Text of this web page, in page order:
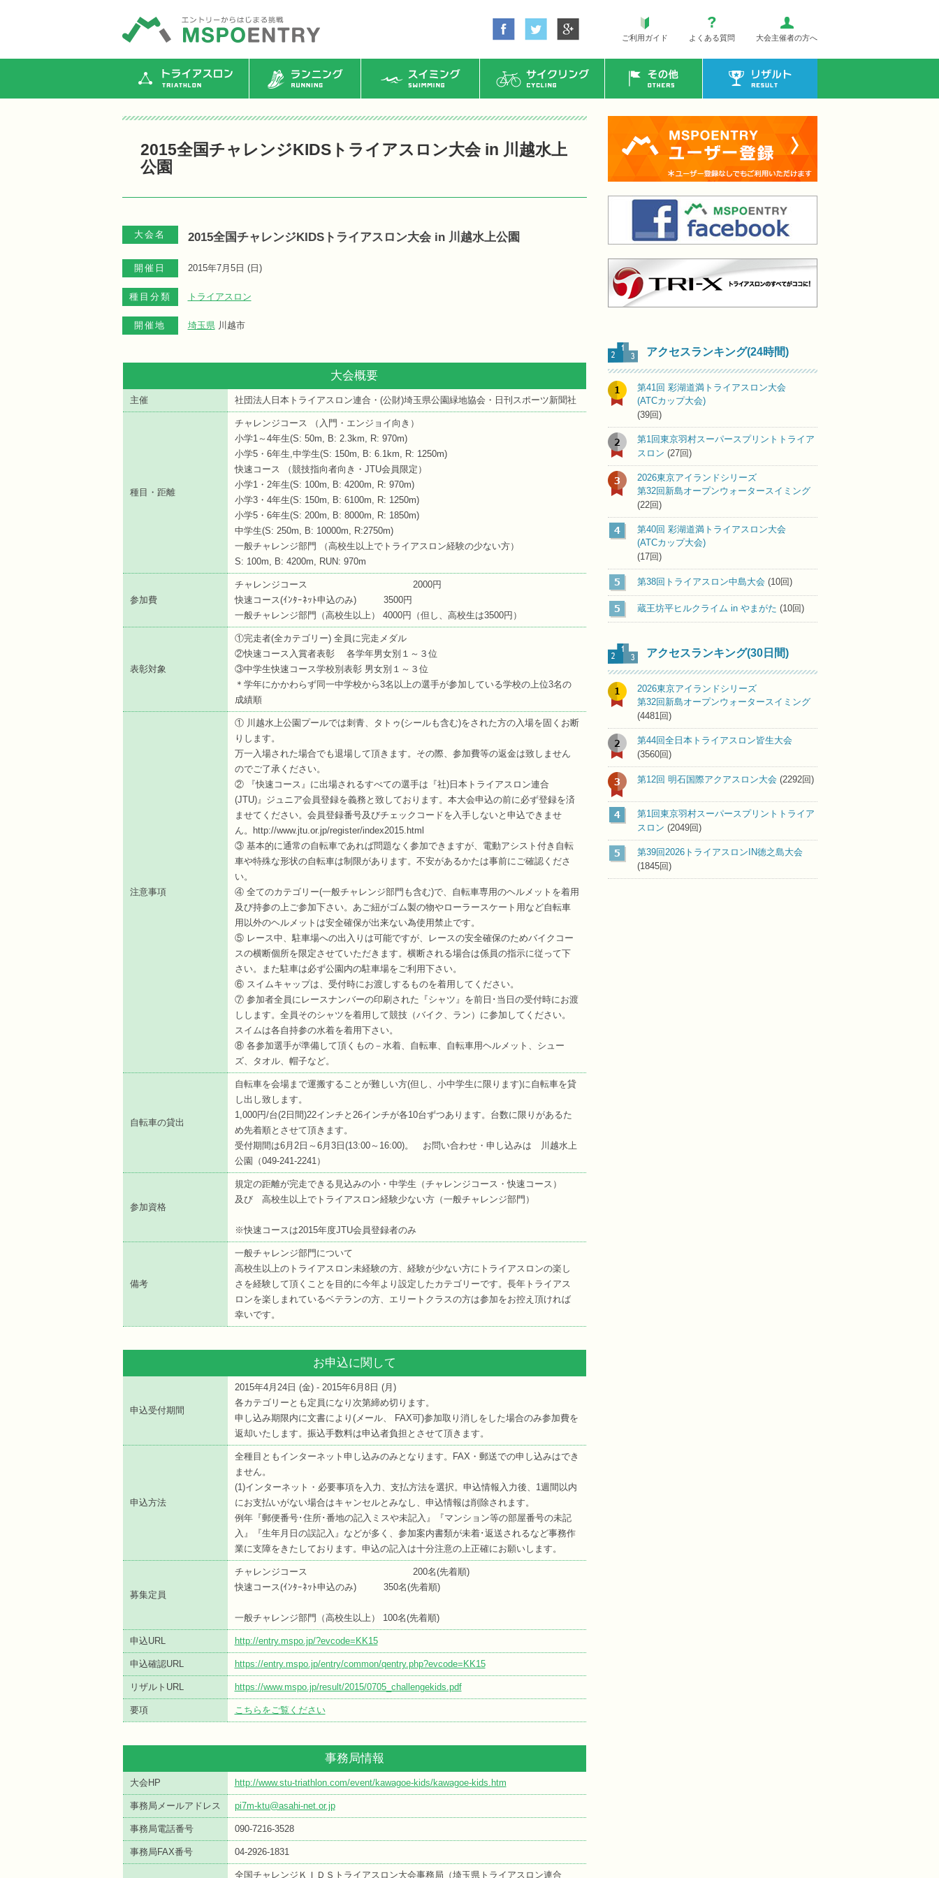
ご利用ガイド よくある質問 大会主催者の方へ
トライアスロン ランニング スイミング サイクリング その他 リザルト
2015全国チャレンジKIDSトライアスロン大会 in 川越水上
公園
大会名 2015全国チャレンジKIDSトライアスロン大会 in 川越水上公園
開催日 2015年7月5日 (日 )
種目分類 トライアスロン
開催地 埼玉県川越市
大会概要
主催 社団法人日本トライアスロン連合・(公財)埼玉県公園緑地協会・日刊スポーツ新聞社
種目・距離
チャレンジコース （入門・エンジョイ向き）
小学1～4年生(S: 50m, B: 2.3km, R: 970m)
小学5・6年生,中学生(S: 150m, B: 6.1km, R: 1250m)
快速コース （競技指向者向き・JTU会員限定）
小学1・2年生(S: 100m, B: 4200m, R: 970m)
小学3・4年生(S: 150m, B: 6100m, R: 1250m)
小学5・6年生(S: 200m, B: 8000m, R: 1850m)
中学生(S: 250m, B: 10000m, R:2750m)
一般チャレンジ部門 （高校生以上でトライアスロン経験の少ない方）
S: 100m, B: 4200m, RUN: 970m
参加費
チャレンジコース 2000円
快速コース(ｲﾝﾀｰﾈｯﾄ申込のみ) 3500円
一般チャレンジ部門（高校生以上） 4000円（但し、高校生は3500円）
表彰対象
①完走者(全カテゴリー) 全員に完走メダル
②快速コース入賞者表彰 各学年男女別１～３位
③中学生快速コース学校別表彰 男女別１～３位
＊学年にかかわらず同一中学校から3名以上の選手が参加している学校の上位3名の
成績順
注意事項
① 川越水上公園プールでは刺青、タトゥ(シールも含む)をされた方の入場を固くお断
りします。
万一入場された場合でも退場して頂きます。その際、参加費等の返金は致しません
のでご了承ください。
② 『快速コース』に出場されるすべての選手は『社)日本トライアスロン連合
(JTU)』ジュニア会員登録を義務と致しております。本大会申込の前に必ず登録を済
ませてください。会員登録番号及びチェックコードを入手しないと申込できませ
ん。http://www.jtu.or.jp/register/index2015.html
③ 基本的に通常の自転車であれば問題なく参加できますが、電動アシスト付き自転
車や特殊な形状の自転車は制限があります。不安があるかたは事前にご確認くださ
い。
④ 全てのカテゴリー(一般チャレンジ部門も含む)で、自転車専用のヘルメットを着用
及び持参の上ご参加下さい。あご紐がゴム製の物やローラースケート用など自転車
用以外のヘルメットは安全確保が出来ない為使用禁止です。
⑤ レース中、駐車場への出入りは可能ですが、レースの安全確保のためバイクコー
スの横断個所を限定させていただきます。横断される場合は係員の指示に従って下
さい。また駐車は必ず公園内の駐車場をご利用下さい。
⑥ スイムキャップは、受付時にお渡しするものを着用してください。
⑦ 参加者全員にレースナンバーの印刷された『シャツ』を前日･当日の受付時にお渡
しします。全員そのシャツを着用して競技（バイク、ラン）に参加してください。
スイムは各自持参の水着を着用下さい。
⑧ 各参加選手が準備して頂くもの－水着、自転車、自転車用ヘルメット、シュー
ズ、タオル、帽子など。
自転車の貸出
自転車を会場まで運搬することが難しい方(但し、小中学生に限ります)に自転車を貸
し出し致します。
1,000円/台(2日間)22インチと26インチが各10台ずつあります。台数に限りがあるた
め先着順とさせて頂きます。
受付期間は6月2日～6月3日(13:00～16:00)。 お問い合わせ・申し込みは 川越水上
公園（049-241-2241）
参加資格
規定の距離が完走できる見込みの小・中学生（チャレンジコース・快速コース）
及び 高校生以上でトライアスロン経験少ない方（一般チャレンジ部門）
※快速コースは2015年度JTU会員登録者のみ
備考
一般チャレンジ部門について
高校生以上のトライアスロン未経験の方、経験が少ない方にトライアスロンの楽し
さを経験して頂くことを目的に今年より設定したカテゴリーです。長年トライアス
ロンを楽しまれているベテランの方、エリートクラスの方は参加をお控え頂ければ
幸いです。
お申込に関して
申込受付期間
2015年4月24日 (金) - 2015年6月8日 (月 )
各カテゴリーとも定員になり次第締め切ります。
申し込み期限内に文書により(メール、 FAX可)参加取り消しをした場合のみ参加費を
返却いたします。振込手数料は申込者負担とさせて頂きます。
申込方法
全種目ともインターネット申し込みのみとなります。FAX・郵送での申し込みはでき
ません。
(1)インターネット・必要事項を入力、支払方法を選択。申込情報入力後、1週間以内
にお支払いがない場合はキャンセルとみなし、申込情報は削除されます。
例年『郵便番号･住所･番地の記入ミスや未記入』『マンション等の部屋番号の未記
入』『生年月日の誤記入』などが多く、参加案内書類が未着･返送されるなど事務作
業に支障をきたしております。申込の記入は十分注意の上正確にお願いします。
募集定員
チャレンジコース 200名(先着順)
快速コース(ｲﾝﾀｰﾈｯﾄ申込のみ) 350名(先着順)
一般チャレンジ部門（高校生以上） 100名(先着順)
申込URL http://entry.mspo.jp/?evcode=KK15
申込確認URL https://entry.mspo.jp/entry/common/qentry.php?evcode=KK15
リザルトURL https://www.mspo.jp/result/2015/0705_challengekids.pdf
要項 こちらをご覧ください
事務局情報
大会HP http://www.stu-triathlon.com/event/kawagoe-kids/kawagoe-kids.htm
事務局メールアドレス pi7m-ktu@asahi-net.or.jp
事務局電話番号 090-7216-3528
事務局FAX番号 04-2926-1831
全国チャレンジＫＩＤＳトライアスロン大会事務局（埼玉県トライアスロン連合
アクセスランキング(24時間)
1
第41回 彩湖道満トライアスロン大会
(ATCカップ大会)
(39回)
2
第1回東京羽村スーパースプリントトライア
スロン (27回)
3
2026東京アイランドシリーズ
第32回新島オープンウォータースイミング
(22回)
4
第40回 彩湖道満トライアスロン大会
(ATCカップ大会)
(17回)
5 第38回トライアスロン中島大会 (10回)
5 蔵王坊平ヒルクライム in やまがた (10回)
アクセスランキング(30日間)
1
2026東京アイランドシリーズ
第32回新島オープンウォータースイミング
(4481回)
2
第44回全日本トライアスロン皆生大会
(3560回)
3 第12回 明石国際アクアスロン大会 (2292回)
4
第1回東京羽村スーパースプリントトライア
スロン (2049回)
5
第39回2026トライアスロンIN徳之島大会
(1845回)